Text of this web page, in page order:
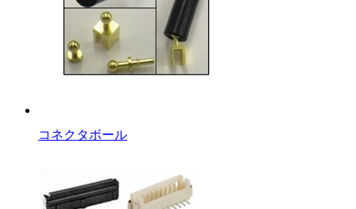
コネクタボール